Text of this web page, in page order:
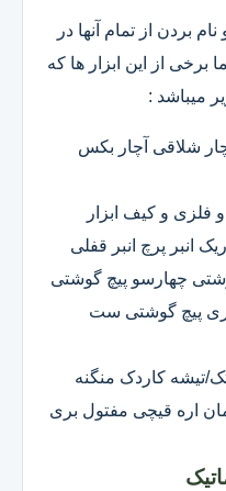
بردن از تمام آنها در
برخی از این ابزار ها که
میباشد :
آچار شلاقی آچار بکس
و فلزی و کیف ابزار
انبر پرچ انبر قفلی
چهارسو پیچ گوشتی
پیچ گوشتی ست
تیشه کاردک منگنه
اره قیچی مفتول بری